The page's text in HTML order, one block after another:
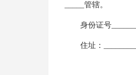
_____管辖。
身份证号
住址：